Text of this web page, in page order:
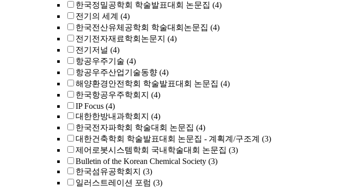
한국정밀공학회 학술발표대회 논문집 (4)
전기의 세계 (4)
한국전산유체공학회 학술대회논문집 (4)
전기전자재료학회논문지 (4)
전기저널 (4)
항공우주기술 (4)
항공우주산업기술동향 (4)
해양환경안전학회 학술발표대회 논문집 (4)
한국항공우주학회지 (4)
IP Focus (4)
대한한방내과학회지 (4)
한국전자파학회 학술대회 논문집 (4)
대한건축학회 학술발표대회 논문집 - 계획계/구조계 (3)
제어로봇시스템학회 국내학술대회 논문집 (3)
Bulletin of the Korean Chemical Society (3)
한국섬유공학회지 (3)
일러스트레이션 포럼 (3)